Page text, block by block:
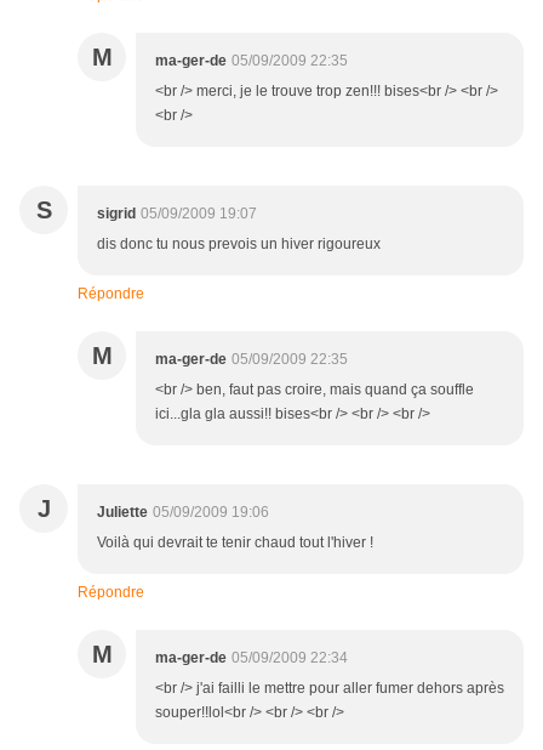
M ma-ger-de 05/09/2009 22:35
<br /> merci, je le trouve trop zen!!! bises<br /> <br />
<br />
S sigrid 05/09/2009 19:07
dis donc tu nous prevois un hiver rigoureux
Répondre
M ma-ger-de 05/09/2009 22:35
<br /> ben, faut pas croire, mais quand ça souffle
ici...gla gla aussi!! bises<br /> <br /> <br />
J Juliette 05/09/2009 19:06
Voilà qui devrait te tenir chaud tout l'hiver !
Répondre
M ma-ger-de 05/09/2009 22:34
<br /> j'ai failli le mettre pour aller fumer dehors après
souper!!lol<br /> <br /> <br />